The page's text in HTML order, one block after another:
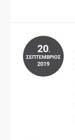
20.
ΣΕΠΤΈΜΒΡΙΟΣ
2019